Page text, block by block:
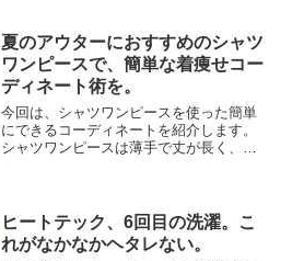
夏のアウターにおすすめのシャツ
ワンピースで、簡単な着痩せコー
ディネート術を。
今回は、シャツワンピースを使った簡単
にできるコーディネートを紹介します。
シャツワンピースは薄手で丈が長く、夏
しやすい上着です。私の手...
ヒートテック、6回目の洗濯。こ
れがなかなかヘタレない。